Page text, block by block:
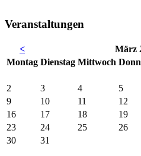
Veranstaltungen
< März
Montag Dienstag Mittwoch Do
2
3 4 5
9
10 11 12
16
17 18 19
23
24 25 26
30
31